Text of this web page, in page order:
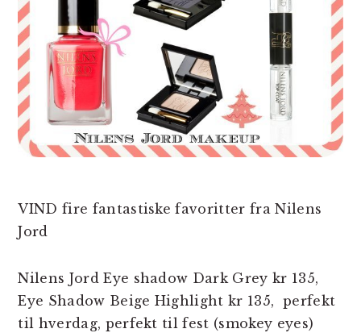
VIND fire fantastiske favoritter fra Nilens
Jord
Nilens Jord Eye shadow Dark Grey kr 135,
Eye Shadow Beige Highlight kr 135, perfekt
til hverdag, perfekt til fest (smokey eyes)